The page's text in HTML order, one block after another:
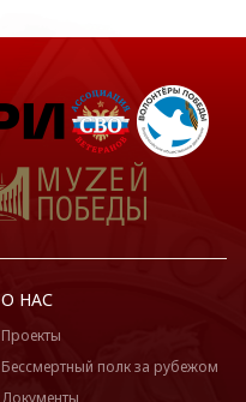
О НАС
Проекты
Бессмертный полк за рубежом
Документы